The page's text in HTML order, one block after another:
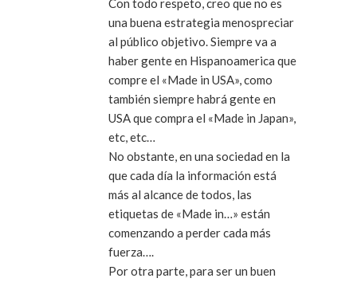
Con todo respeto, creo que no es
una buena estrategia menospreciar
al público objetivo. Siempre va a
haber gente en Hispanoamerica que
compre el «Made in USA», como
también siempre habrá gente en
USA que compra el «Made in Japan»,
etc, etc…
No obstante, en una sociedad en la
que cada día la información está
más al alcance de todos, las
etiquetas de «Made in…» están
comenzando a perder cada más
fuerza….
Por otra parte, para ser un buen